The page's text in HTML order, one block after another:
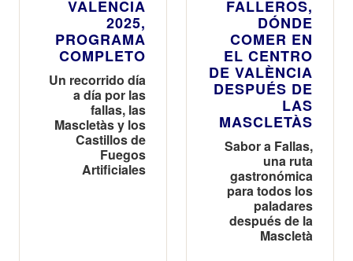
VALENCIA
2025,
PROGRAMA
COMPLETO
Un recorrido día
a día por las
fallas, las
Mascletàs y los
Castillos de
Fuegos
Artificiales
FALLEROS,
DÓNDE
COMER EN
EL CENTRO
DE VALÈNCIA
DESPUÉS DE
LAS
MASCLETÀS
Sabor a Fallas,
una ruta
gastronómica
para todos los
paladares
después de la
Mascletà